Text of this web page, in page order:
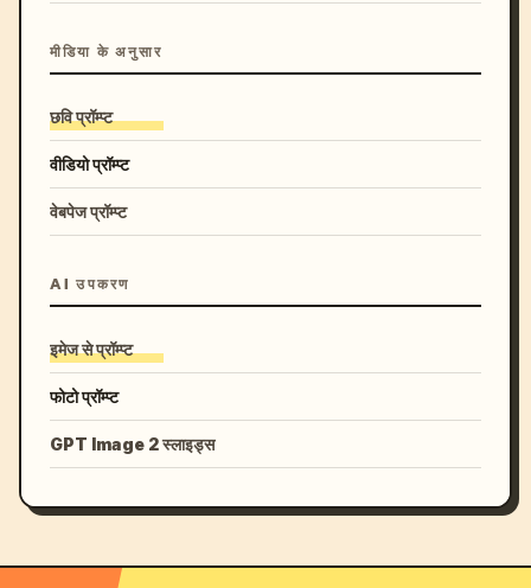
मीडिया के अनुसार
छवि प्रॉम्प्ट
वीडियो प्रॉम्प्ट
वेबपेज प्रॉम्प्ट
AI उपकरण
इमेज से प्रॉम्प्ट
फोटो प्रॉम्प्ट
GPT Image 2 स्लाइड्स